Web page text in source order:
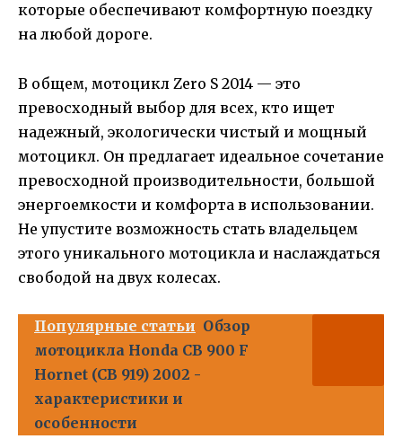
которые обеспечивают комфортную поездку
на любой дороге.
В общем, мотоцикл Zero S 2014 — это
превосходный выбор для всех, кто ищет
надежный, экологически чистый и мощный
мотоцикл. Он предлагает идеальное сочетание
превосходной производительности, большой
энергоемкости и комфорта в использовании.
Не упустите возможность стать владельцем
этого уникального мотоцикла и наслаждаться
свободой на двух колесах.
Популярные статьи Обзор
мотоцикла Honda CB 900 F
Hornet (CB 919) 2002 -
характеристики и
особенности